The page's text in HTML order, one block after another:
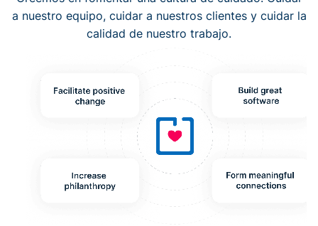
a nuestro equipo, cuidar a nuestros clientes y cuidar la
calidad de nuestro trabajo.